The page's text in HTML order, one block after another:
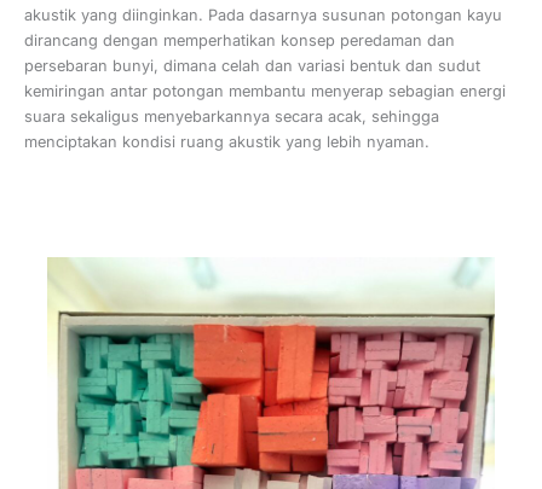
akustik yang diinginkan. Pada dasarnya susunan potongan kayu
dirancang dengan memperhatikan konsep peredaman dan
persebaran bunyi, dimana celah dan variasi bentuk dan sudut
kemiringan antar potongan membantu menyerap sebagian energi
suara sekaligus menyebarkannya secara acak, sehingga
menciptakan kondisi ruang akustik yang lebih nyaman.